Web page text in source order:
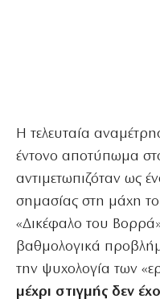
Η τελευταία
έντονο αποτύπωμα
αντιμετωπιζόταν ως
σημασίας στη μάχη
«Δικέφαλο του
βαθμολογικά
την ψυχολογία των
μέχρι στιγμής δεν